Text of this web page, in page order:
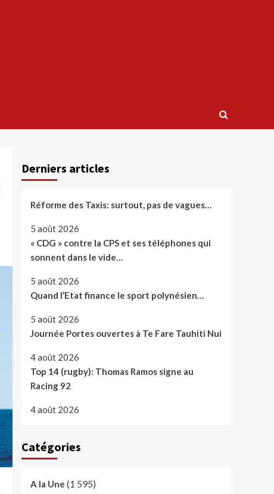
Derniers articles
Réforme des Taxis: surtout, pas de vagues…
5 août 2026
« CDG » contre la CPS et ses téléphones qui
sonnent dans le vide…
5 août 2026
Quand l’Etat finance le sport polynésien…
5 août 2026
Journée Portes ouvertes à Te Fare Tauhiti Nui
4 août 2026
Top 14 (rugby): Thomas Ramos signe au
Racing 92
4 août 2026
Catégories
A la Une (1 595)